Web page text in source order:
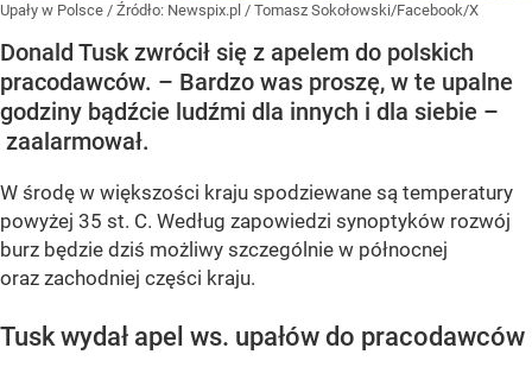
Upały w Polsce / Źródło: Newspix.pl / Tomasz Sokołowski/Facebook/X
Donald Tusk zwrócił się z apelem do polskich
pracodawców. – Bardzo was proszę, w te upalne
godziny bądźcie ludźmi dla innych i dla siebie –
zaalarmował.
W środę w większości kraju spodziewane są temperatury
powyżej 35 st. C. Według zapowiedzi synoptyków rozwój
burz będzie dziś możliwy szczególnie w północnej
oraz zachodniej części kraju.
Tusk wydał apel ws. upałów do pracodawców